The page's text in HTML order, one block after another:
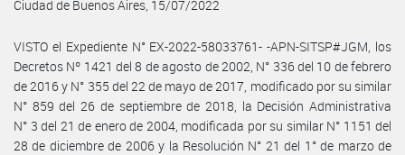
Ciudad de Buenos Aires, 15/07/2022
VISTO el Expediente N° EX-2022-58033761- -APN-SITSP#JGM, los
Decretos Nº 1421 del 8 de agosto de 2002, N° 336 del 10 de febrero
de 2016 y N° 355 del 22 de mayo de 2017, modificado por su similar
N° 859 del 26 de septiembre de 2018, la Decisión Administrativa
N° 3 del 21 de enero de 2004, modificada por su similar N° 1151 del
28 de diciembre de 2006 y la Resolución N° 21 del 1° de marzo de